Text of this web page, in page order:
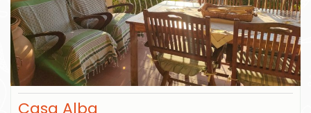
Casa Alba